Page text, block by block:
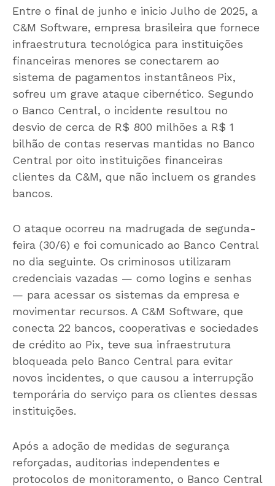
Entre o final de junho e inicio Julho de 2025, a
C&M Software, empresa brasileira que fornece
infraestrutura tecnológica para instituições
financeiras menores se conectarem ao
sistema de pagamentos instantâneos Pix,
sofreu um grave ataque cibernético. Segundo
o Banco Central, o incidente resultou no
desvio de cerca de R$ 800 milhões a R$ 1
bilhão de contas reservas mantidas no Banco
Central por oito instituições financeiras
clientes da C&M, que não incluem os grandes
bancos.
O ataque ocorreu na madrugada de segunda-
feira (30/6) e foi comunicado ao Banco Central
no dia seguinte. Os criminosos utilizaram
credenciais vazadas — como logins e senhas
— para acessar os sistemas da empresa e
movimentar recursos. A C&M Software, que
conecta 22 bancos, cooperativas e sociedades
de crédito ao Pix, teve sua infraestrutura
bloqueada pelo Banco Central para evitar
novos incidentes, o que causou a interrupção
temporária do serviço para os clientes dessas
instituições.
Após a adoção de medidas de segurança
reforçadas, auditorias independentes e
protocolos de monitoramento, o Banco Central